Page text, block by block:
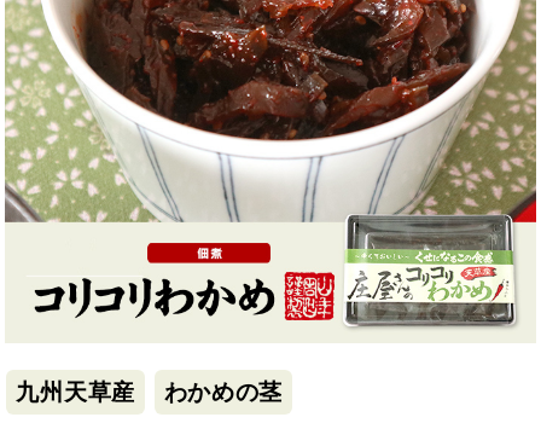
九州天草産 わかめの茎